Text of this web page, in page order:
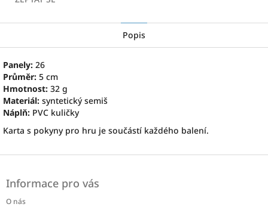
Popis
Panely: 26
Průměr: 5 cm
Hmotnost: 32 g
Materiál: syntetický semiš
Náplň: PVC kuličky
Karta s pokyny pro hru je součástí každého balení.
Z
pInformace pro vás
O nás